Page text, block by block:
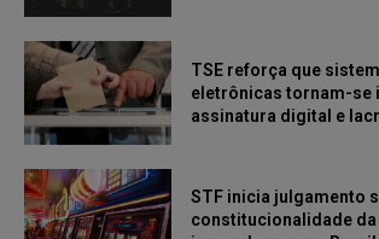
TSE reforça que
eletrônicas tornam-se
assinatura digital e
STF inicia julgamento
constitucionalidade